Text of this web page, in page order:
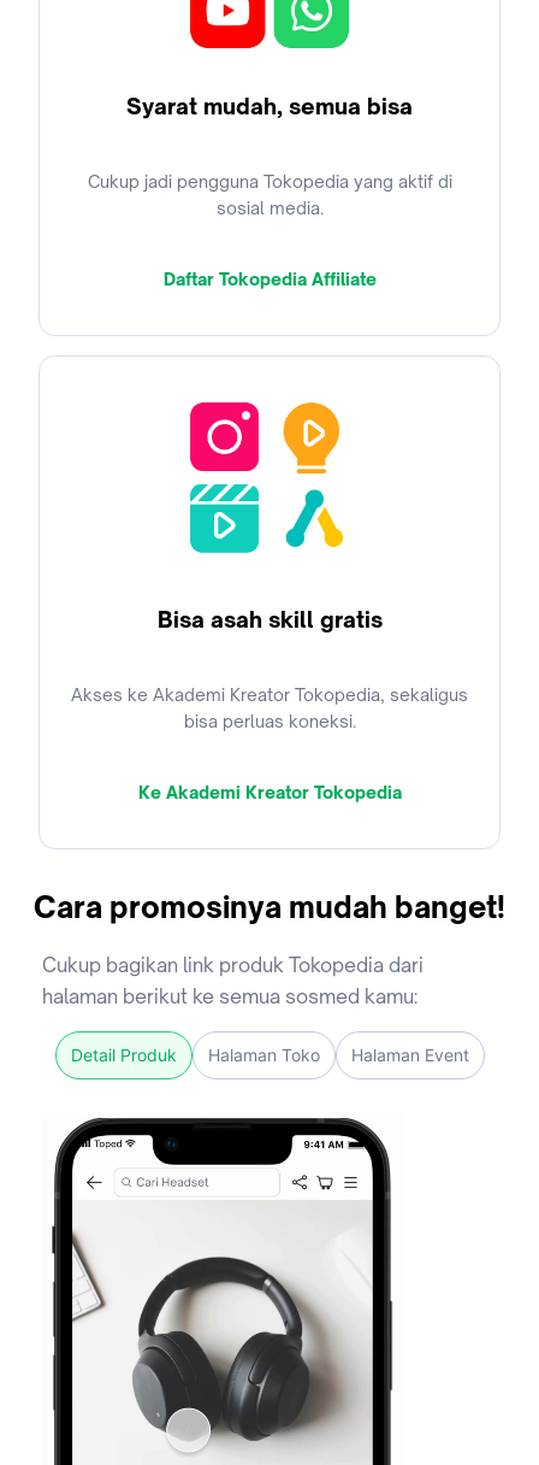
Syarat mudah, semua bisa
Cukup jadi pengguna Tokopedia yang aktif di
sosial media.
Daftar Tokopedia Affiliate
Bisa asah skill gratis
Akses ke Akademi Kreator Tokopedia, sekaligus
bisa perluas koneksi.
Ke Akademi Kreator Tokopedia
Cara promosinya mudah banget!
Cukup bagikan link produk Tokopedia dari
halaman berikut ke semua sosmed kamu:
Detail Produk Halaman Toko Halaman Event